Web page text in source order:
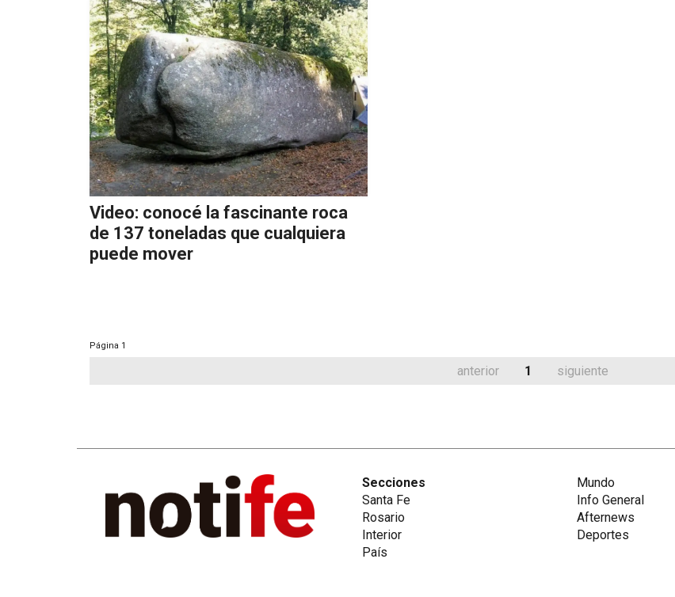
Video: conocé la fascinante roca
de 137 toneladas que cualquiera
puede mover
Página 1
anterior 1 siguiente
Secciones
Santa Fe
Rosario
Interior
País
Mundo
Info General
Afternews
Deportes